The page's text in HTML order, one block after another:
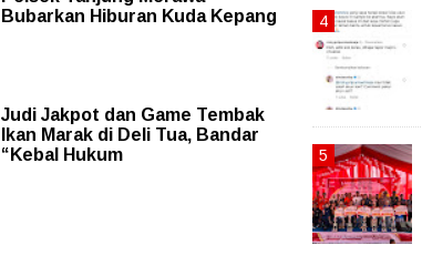
Bubarkan Hiburan Kuda Kepang
Judi Jakpot dan Game Tembak
Ikan Marak di Deli Tua, Bandar
“Kebal Hukum